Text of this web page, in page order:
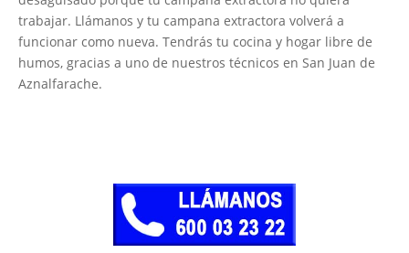
trabajar. Llámanos y tu campana extractora volverá a
funcionar como nueva. Tendrás tu cocina y hogar libre de
humos, gracias a uno de nuestros técnicos en San Juan de
Aznalfarache.